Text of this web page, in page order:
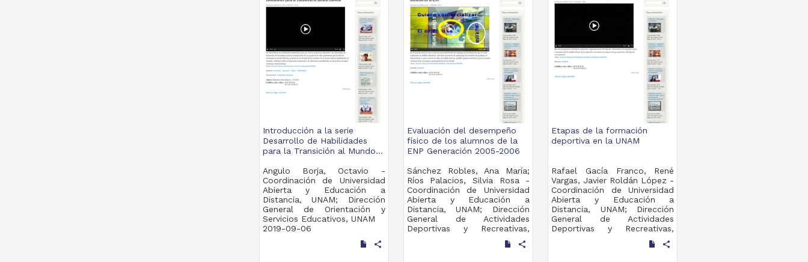
Introducción a la serie
Desarrollo de Habilidades
para la Transición al Mundo...
Angulo Borja, Octavio -
Coordinación de Universidad
Abierta y Educación a
Distancia, UNAM; Dirección
General de Orientación y
Servicios Educativos, UNAM
2019-09-06
share
Evaluación del desempeño
físico de los alumnos de la
ENP Generación 2005-2006
Sánchez Robles, Ana María;
Ríos Palacios, Silvia Rosa -
Coordinación de Universidad
Abierta y Educación a
Distancia, UNAM; Dirección
General de Actividades
Deportivas y Recreativas,
share
Etapas de la formación
deportiva en la UNAM
Rafael Gacía Franco, René
Vargas, Javier Roldán López -
Coordinación de Universidad
Abierta y Educación a
Distancia, UNAM; Dirección
General de Actividades
Deportivas y Recreativas,
share